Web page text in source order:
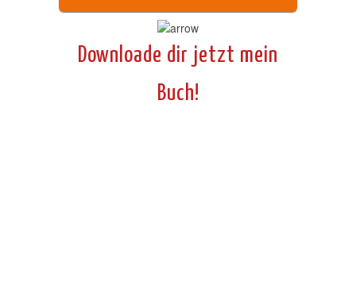
Downloade dir jetzt mein
Buch!